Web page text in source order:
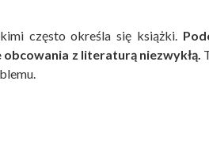
często określa się książki.
obcowania z literaturą niezwykłą.